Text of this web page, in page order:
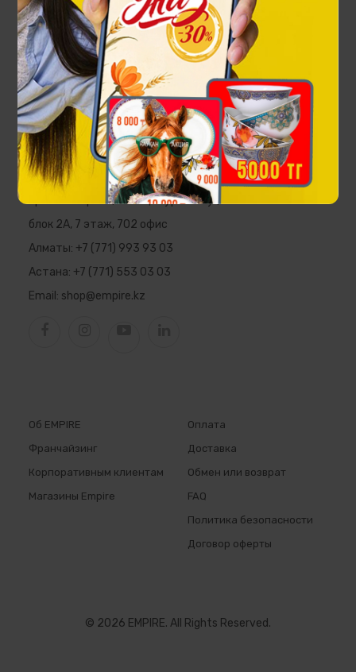
22 000 ₸
EMPIRE
Республика Казахстан, г. Алматы,
пр. Аль-Фараби, 5 ПФЦ "Нурлы Тау",
блок 2А, 7 этаж, 702 офис
Алматы: +7 (771) 993 93 03
Астана: +7 (771) 553 03 03
Email: shop@empire.kz
Об EMPIRE
Франчайзинг
Корпоративным клиентам
Магазины Empire
Оплата
Доставка
Обмен или возврат
FAQ
Политика безопасности
Договор оферты
© 2026 EMPIRE. All Rights Reserved.